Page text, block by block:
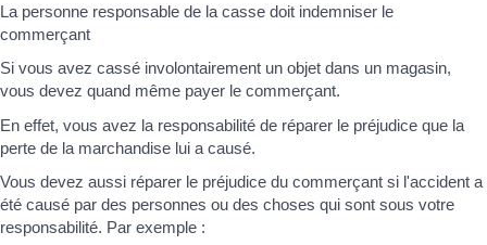
La personne responsable de la casse doit indemniser le
commerçant
Si vous avez cassé involontairement un objet dans un magasin,
vous devez quand même payer le commerçant.
En effet, vous avez la responsabilité de réparer le préjudice que la
perte de la marchandise lui a causé.
Vous devez aussi réparer le préjudice du commerçant si l'accident a
été causé par des personnes ou des choses qui sont sous votre
responsabilité. Par exemple :